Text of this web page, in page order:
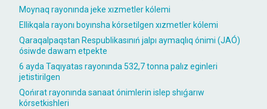
Moynaq rayonında jeke xızmetler kólemi
Ellikqala rayonı boyınsha kórsetilgen xızmetler kólemi
Qaraqalpaqstan Respublikasınıń jalpı aymaqlıq ónimi (JAÓ)
ósiwde dawam etpekte
6 ayda Taqıyatas rayonında 532,7 tonna palız eginleri
jetistirilgen
Qońırat rayonında sanaat ónimlerin islep shıǵarıw
kórsetkishleri